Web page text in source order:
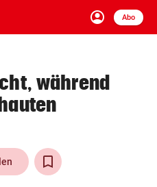
account_circle
Anmelden
Abo
close Schließen
arrow_right
arrow_right
während